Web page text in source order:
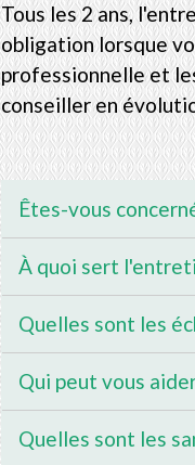
Tous les 2 ans,
obligation lorsque
professionnelle et
conseiller en
Êtes-vous
À quoi sert
Quelles sont les
Qui peut vous
Quelles sont les